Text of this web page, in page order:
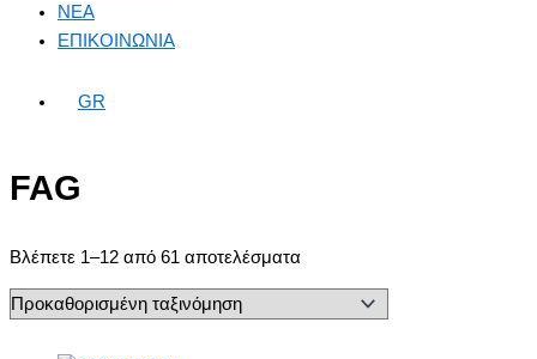
NEA
ΕΠΙΚΟΙΝΩΝΙΑ
GR
FAG
Βλέπετε 1–12 από 61 αποτελέσματα